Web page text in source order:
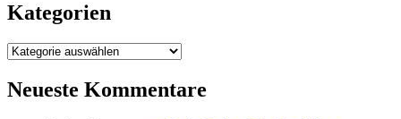
Kategorien
Kategorien
Neueste Kommentare